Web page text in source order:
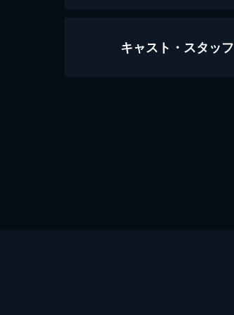
フー・アー・ユー？
キャスト・スタッフ